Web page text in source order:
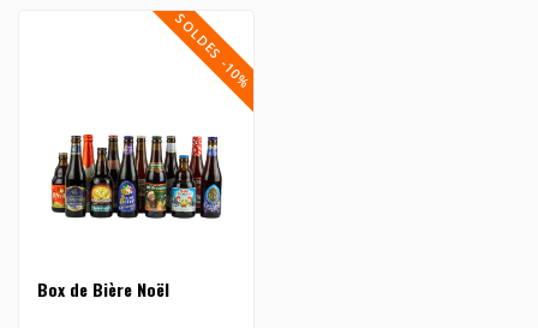
SOLDES -10%
Box de Bière Noël